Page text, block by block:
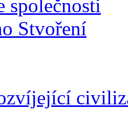
společnosti
Stvoření